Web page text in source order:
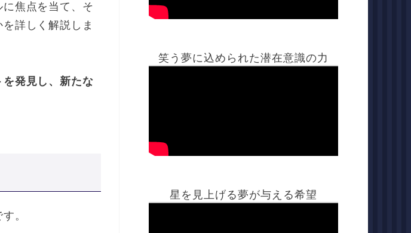
焦点を当て、そ
詳しく解説しま
発見し、新たな
。
笑う夢に込められた潜在意識の力
星を見上げる夢が与える希望